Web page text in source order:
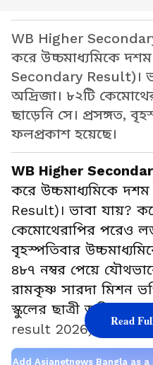
WB Higher
করে উচ্চমাধ্যমিকে
Secondary Result)।
অদ্রিজা। ৮২টি
ছাড়েনি সে। প্রসঙ্গত,
ফলপ্রকাশ হয়েছে।
WB Higher
করে উচ্চমাধ্যমিকে
Result)। ভাবা যায়?
কেমোথেরাপির পরেও
বৃহস্পতিবার
৪৮৭ নম্বর পেয়ে
রামকৃষ্ণ সারদা মিশন
স্কুলের ছাত্রী অদ্রিজা
result 2026)।
Add Asianetnews Bangla as a
Read